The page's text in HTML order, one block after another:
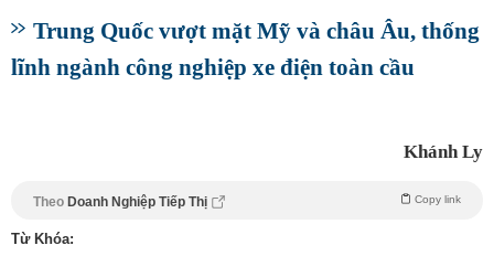
Trung Quốc vượt mặt Mỹ và châu Âu, thống
lĩnh ngành công nghiệp xe điện toàn cầu
Khánh Ly
Theo Doanh Nghiệp Tiếp Thị Copy link
Từ Khóa: